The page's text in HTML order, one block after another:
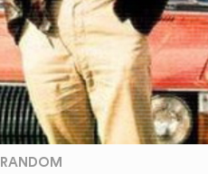
RANDOM